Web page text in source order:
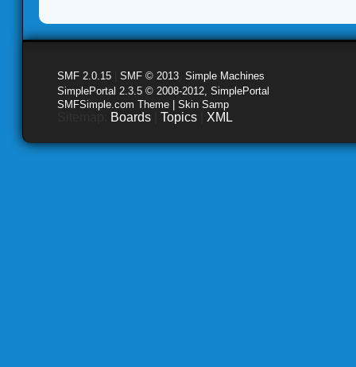
SMF 2.0.15 SMF © 2013 Simple Machines
SimplePortal 2.3.5 © 2008-2012, SimplePortal
SMFSimple.com Theme | Skin Samp
Boards Topics XML